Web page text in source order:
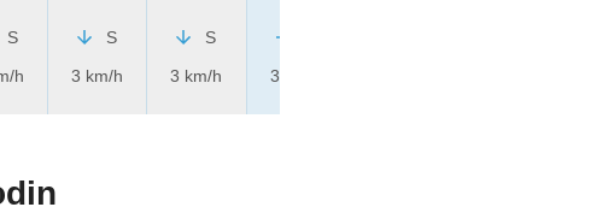
S
h
S
3 km/h
S
3 km/h
3 km/h